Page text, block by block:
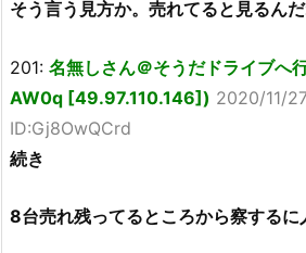
そう言う見方か。売れてると見るんだ
201: 名無しさん＠そうだドライブへ
AW0q [49.97.110.146]) 2020/11/
ID:Gj8OwQCrd
続き
8台売れ残ってるところから察するに